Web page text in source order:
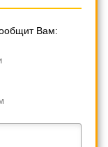
Вам: